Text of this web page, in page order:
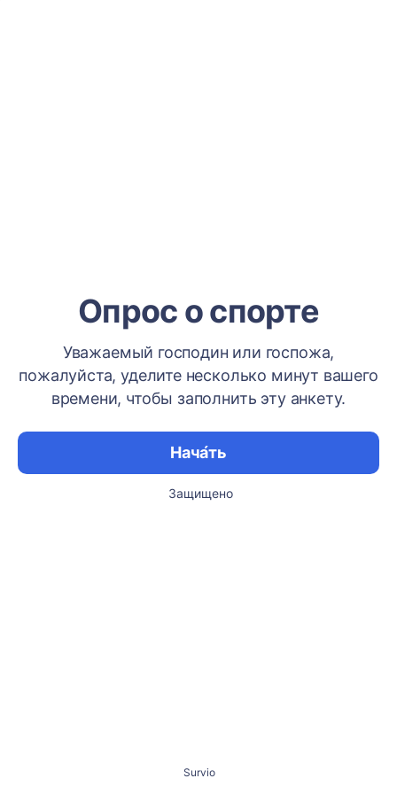
Опрос о спорте
Уважаемый господин или госпожа,
пожалуйста, уделите несколько минут вашего
времени, чтобы заполнить эту анкету.
Нача́ть
Защищено
Survio